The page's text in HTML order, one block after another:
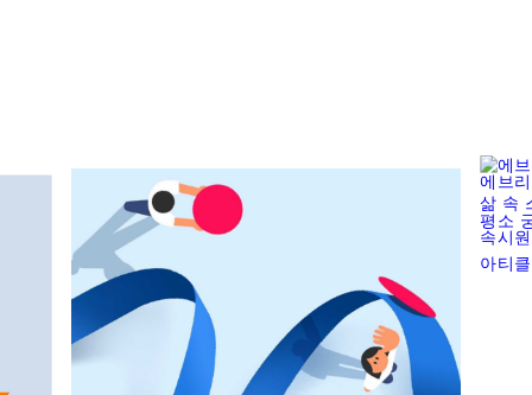
에브
삶 속
평소
속시
아티